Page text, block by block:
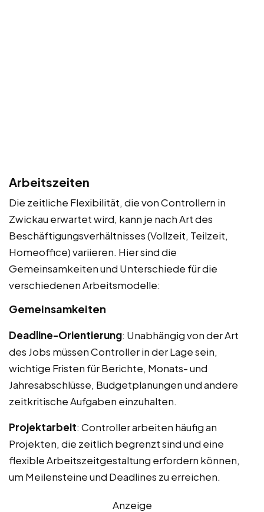
Arbeitszeiten
Die zeitliche Flexibilität, die von Controllern in
Zwickau erwartet wird, kann je nach Art des
Beschäftigungsverhältnisses (Vollzeit, Teilzeit,
Homeoffice) variieren. Hier sind die
Gemeinsamkeiten und Unterschiede für die
verschiedenen Arbeitsmodelle:
Gemeinsamkeiten
Deadline-Orientierung: Unabhängig von der Art
des Jobs müssen Controller in der Lage sein,
wichtige Fristen für Berichte, Monats- und
Jahresabschlüsse, Budgetplanungen und andere
zeitkritische Aufgaben einzuhalten.
Projektarbeit: Controller arbeiten häufig an
Projekten, die zeitlich begrenzt sind und eine
flexible Arbeitszeitgestaltung erfordern können,
um Meilensteine und Deadlines zu erreichen.
Anzeige